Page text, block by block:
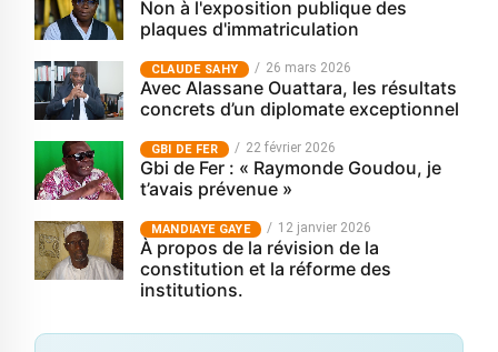
Non à l'exposition publique des
plaques d'immatriculation
CLAUDE SAHY 26 mars 2026
Avec Alassane Ouattara, les résultats
concrets d’un diplomate exceptionnel
GBI DE FER 22 février 2026
Gbi de Fer : « Raymonde Goudou, je
t’avais prévenue »
MANDIAYE GAYE 12 janvier 2026
À propos de la révision de la
constitution et la réforme des
institutions.